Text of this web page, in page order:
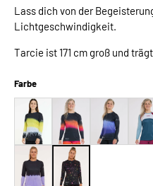
Lass dich von der
Lichtgeschwindigkeit.
Tarcie ist 171 cm groß und
Farbe